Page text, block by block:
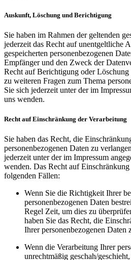
Auskunft, Löschung und Berichtigung
Sie haben im Rahmen der geltenden
jederzeit das Recht auf unentgeltliche
gespeicherten personenbezogenen
Empfänger und den Zweck der
Recht auf Berichtigung oder
zu weiteren Fragen zum Thema
Sie sich jederzeit unter der im
uns wenden.
Recht auf Einschränkung der Verarbeitung
Sie haben das Recht, die
personenbezogenen Daten zu
jederzeit unter der im Impressum
wenden. Das Recht auf
folgenden Fällen:
Wenn Sie die Richtigkeit Ihrer
personenbezogenen Daten
Regel Zeit, um dies zu
haben Sie das Recht, die
Ihrer personenbezogenen Daten
Wenn die Verarbeitung Ihrer
unrechtmäßig geschah/